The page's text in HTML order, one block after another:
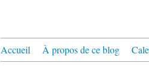
Accueil À propos de ce blog